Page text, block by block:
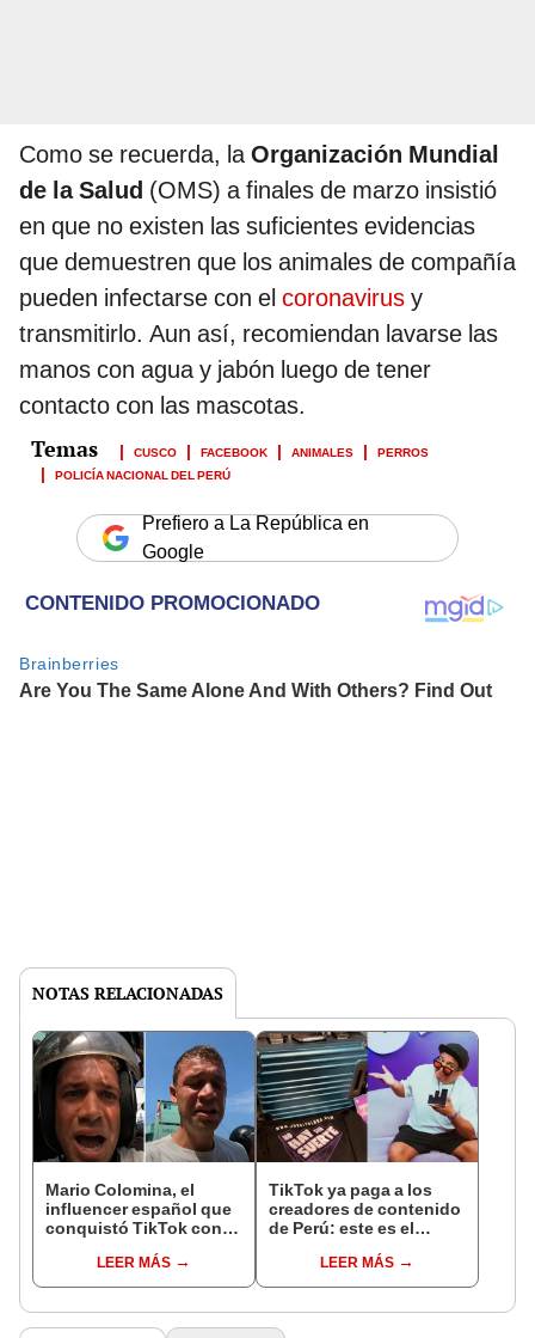
Como se recuerda, laOrganización Mundial
de la Salud (OMS) a finales de marzo insistió
en que no existen las suficientes evidencias
que demuestren que los animales de compañía
pueden infectarse con el coronavirus y
transmitirlo. Aun así, recomiendan lavarse las
manos con agua y jabón luego de tener
contacto con las mascotas.
CUSCO FACEBOOK ANIMALES
PERROS
POLICÍA NACIONAL DEL PERÚ
Prefiero a La República en
Google
NOTAS RELACIONADAS
Mario Colomina, el
influencer español que
conquistó TikTok con
"Mi amor nació por la
gastronomía"
LEER MÁS
TikTok ya paga a los
creadores de contenido
de Perú: este es el
llegar a cobrar por 1.000
vistas
LEER MÁS